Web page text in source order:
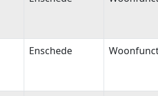
Enschede